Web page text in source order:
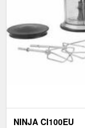
NINJA CI100EU